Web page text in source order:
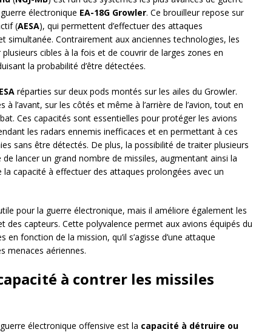
électronique EA-18G Growler. Ce brouilleur repose sur
(AESA), qui permettent d’effectuer des attaques
simultanée. Contrairement aux anciennes technologies, les
cibles à la fois et de couvrir de larges zones en
la probabilité d’être détectées.
réparties sur deux pods montés sur les ailes du Growler.
à l’avant, sur les côtés et même à l’arrière de l’avion, tout en
Ces capacités sont essentielles pour protéger les avions
les radars ennemis inefficaces et en permettant à ces
sans être détectés. De plus, la possibilité de traiter plusieurs
lancer un grand nombre de missiles, augmentant ainsi la
la capacité à effectuer des attaques prolongées avec un
pour la guerre électronique, mais il améliore également les
des capteurs. Cette polyvalence permet aux avions équipés du
en fonction de la mission, qu’il s’agisse d’une attaque
menaces aériennes.
à contrer les missiles
électronique offensive est la capacité à détruire ou